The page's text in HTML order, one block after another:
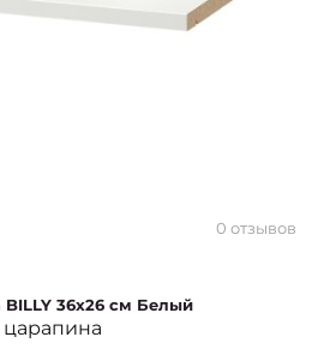
0 отзывов
36x26 см Белый